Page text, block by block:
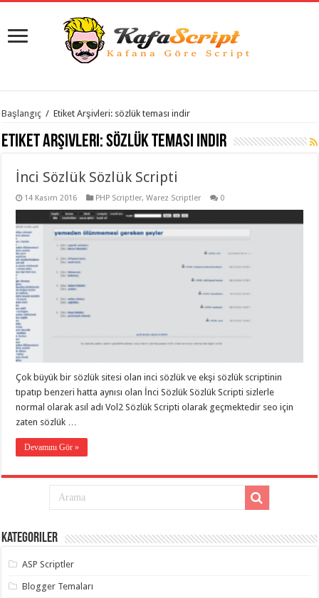
istanbul
evden
eve
gaziantep
organizasyon,
evden
evden
taşımacılık
gaziantep
evden
taşımacılık
evden
taşımacılık
gaziantep
evden
gaziantep
evden
taşımacılık,
gaziantep
taşımacılık,
evden
taşımacılık,
gaziantep
taşıma,
evden
Başlangıç / Etiket Arşivleri: sözlük teması indir
Etiket Arşivleri:sözlük teması indir
İnci Sözlük Sözlük Scripti
14 Kasım 2016 PHP Scriptler,Warez Scriptler 0
Çok büyük bir sözlük sitesi olan inci sözlük ve ekşi sözlük scriptinin
tıpatıp benzeri hatta aynısı olan İnci Sözlük Sözlük Scripti sizlerle
normal olarak asıl adı Vol2 Sözlük Scripti olarak geçmektedir seo için
zaten sözlük …
Devamını Gör »
Kategoriler
ASP Scriptler
Blogger Temaları